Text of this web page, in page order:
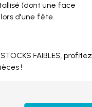
(dont une face
d'une fête.
STOCKS FAIBLES, profitez
!